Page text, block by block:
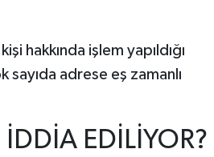
hakkında işlem yapıldığı
adrese eş zamanlı
EDİLİYOR?